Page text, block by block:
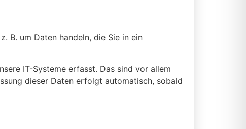
B. um Daten handeln, die Sie in ein
IT-Systeme erfasst. Das sind vor allem
dieser Daten erfolgt automatisch, sobald